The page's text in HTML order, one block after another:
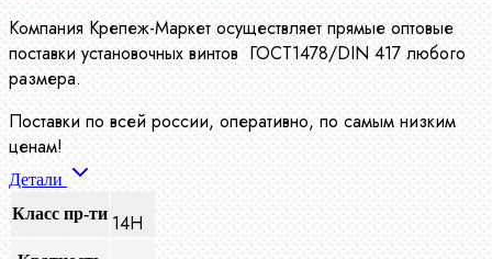
Компания Крепеж-Маркет осуществляет прямые оптовые
поставки установочных винтов ГОСТ1478/DIN 417 любого
размера.
Поставки по всей россии, оперативно, по самым низким
ценам!
Детали
Класс пр-ти 14Н